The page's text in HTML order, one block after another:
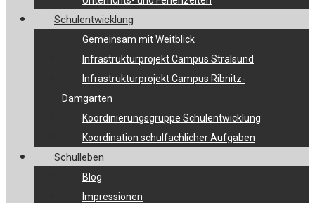
Schulentwicklung
Gemeinsam mit Weitblick
Infrastrukturprojekt Campus Stralsund
Infrastrukturprojekt Campus Ribnitz-
Damgarten
Koordinierungsgruppe Schulentwicklung
Koordination schulfachlicher Aufgaben
Schulleben
Blog
Impressionen